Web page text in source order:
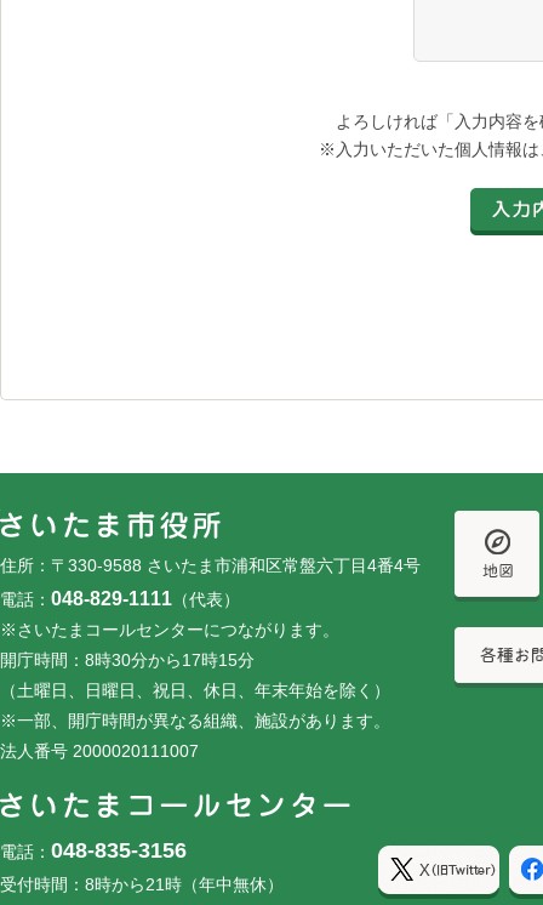
よろしければ「入力内容
※入力いただいた個人情報
住所：〒330-9588 さいたま市浦和区常盤六丁目4番4号
電話： 048-829-1111 （代表）
※さいたまコールセンターにつながります。
開庁時間：8時30分から17時15分
（土曜日、日曜日、祝日、休日、年末年始を除く）
※一部、開庁時間が異なる組織、施設があります。
法人番号 2000020111007
電話： 048-835-3156
受付時間：8時から21時（年中無休）